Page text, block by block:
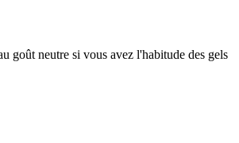
goût neutre si vous avez l'habitude des gels